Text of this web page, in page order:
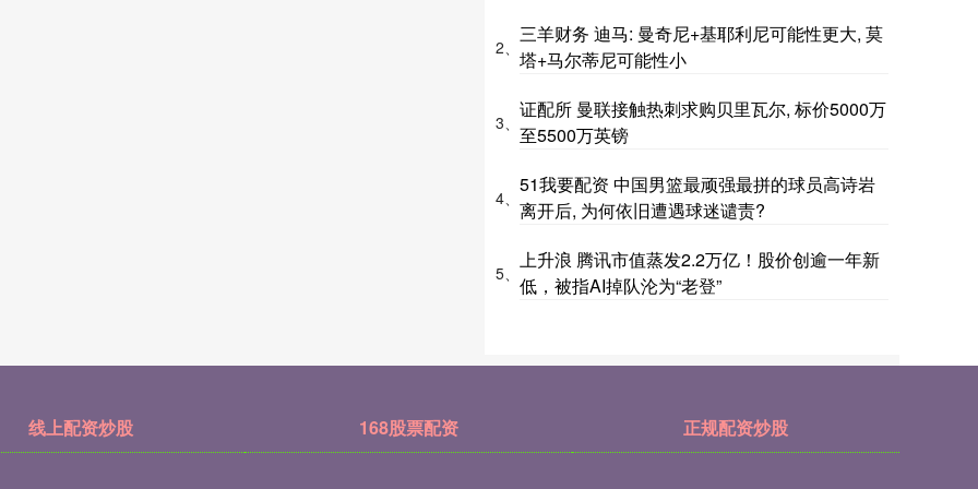
2、
三羊财务 迪马: 曼奇尼+基耶利尼可能性更大, 莫
塔+马尔蒂尼可能性小
3、
证配所 曼联接触热刺求购贝里瓦尔, 标价5000万
至5500万英镑
4、
51我要配资 中国男篮最顽强最拼的球员高诗岩
离开后, 为何依旧遭遇球迷谴责?
5、
上升浪 腾讯市值蒸发2.2万亿！股价创逾一年新
低，被指AI掉队沦为“老登”
线上配资炒股 168股票配资 正规配资炒股